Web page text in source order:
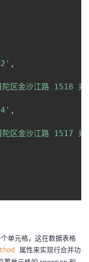
,
陀区金沙江路 1518
,
陀区金沙江路 1517
单元格，这在数据表格
属性来实现行合并功